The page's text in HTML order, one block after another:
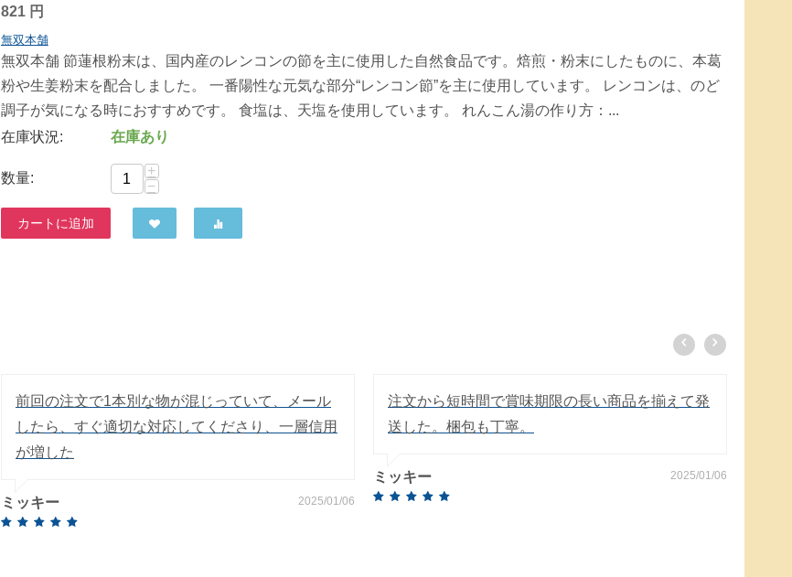
821 円
無双本舗
無双本舗 節蓮根粉末は、国内産のレンコンの節を主に使用した自然食品です。焙煎・粉末にしたものに、本葛
粉や生姜粉末を配合しました。 一番陽性な元気な部分“レンコン節”を主に使用しています。 レンコンは、のど
調子が気になる時におすすめです。 食塩は、天塩を使用しています。 れんこん湯の作り方：...
在庫状況:
在庫あり
数量:
+
−
カートに追加
前回の注文で1本別な物が混じっていて、メール
したら、すぐ適切な対応してくださり、一層信用
が増した
ミッキー 2025/01/06
注文から短時間で賞味期限の長い商品を揃えて発
送した。梱包も丁寧。
ミッキー 2025/01/06